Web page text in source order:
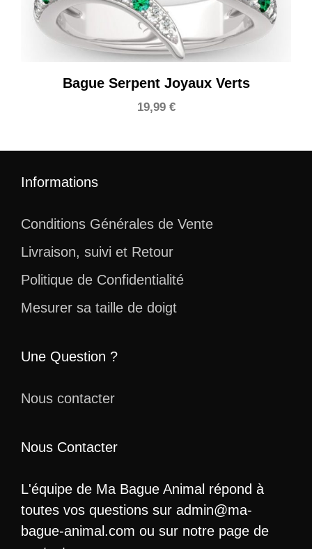
Bague Serpent Joyaux Verts
19,99 €
Informations
Conditions Générales de Vente
Livraison, suivi et Retour
Politique de Confidentialité
Mesurer sa taille de doigt
Une Question ?
Nous contacter
Nous Contacter
L'équipe de Ma Bague Animal répond à
toutes vos questions sur admin@ma-
bague-animal.com ou sur notre page de